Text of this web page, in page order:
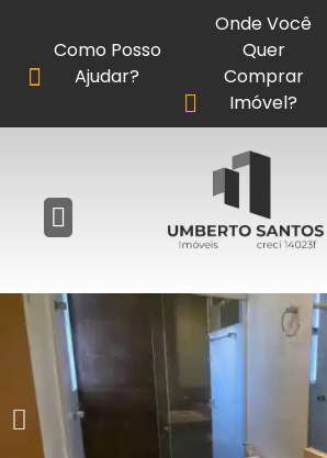
Como Posso
Ajudar?
Onde Você
Quer
Comprar
Imóvel?